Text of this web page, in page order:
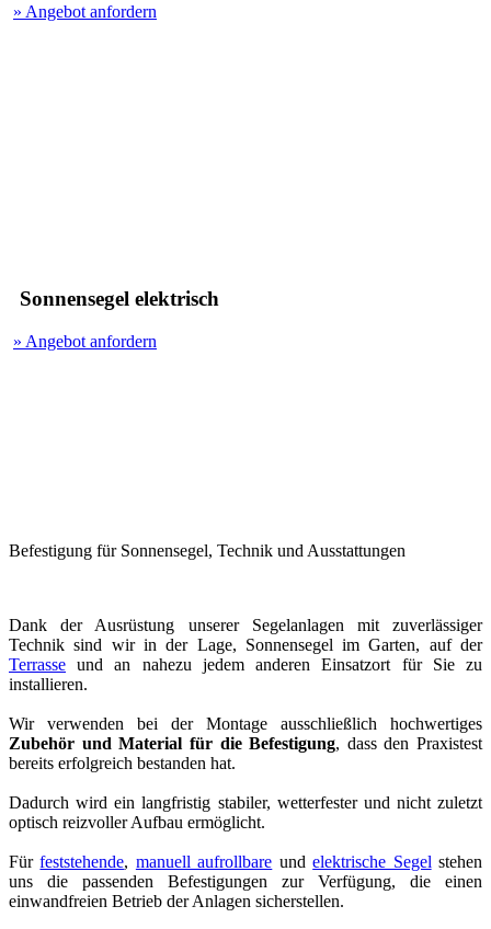
» Angebot anfordern
Sonnensegel elektrisch
» Angebot anfordern
Befestigung für Sonnensegel, Technik und Ausstattungen
Dank der Ausrüstung unserer Segelanlagen mit zuverlässiger
Technik sind wir in der Lage, Sonnensegel im Garten, auf der
Terrasse und an nahezu jedem anderen Einsatzort für Sie zu
installieren.
Wir verwenden bei der Montage ausschließlich hochwertiges
Zubehör und Material für die Befestigung, dass den Praxistest
bereits erfolgreich bestanden hat.
Dadurch wird ein langfristig stabiler, wetterfester und nicht zuletzt
optisch reizvoller Aufbau ermöglicht.
Fürfeststehende, manuell aufrollbare undelektrische Segel stehen
uns die passenden Befestigungen zur Verfügung, die einen
einwandfreien Betrieb der Anlagen sicherstellen.